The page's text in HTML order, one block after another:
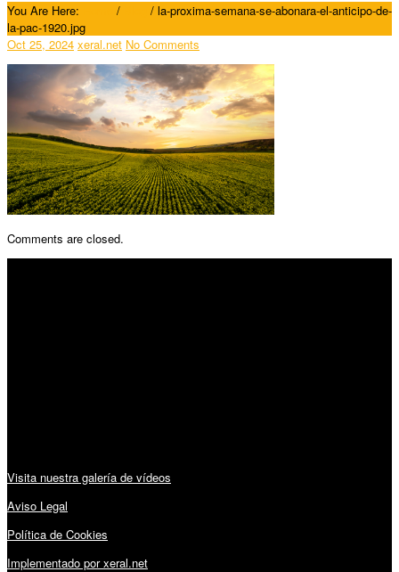
You Are Here: / / la-proxima-semana-se-abonara-el-anticipo-de-
la-pac-1920.jpg
Oct 25, 2024 xeral.net No Comments
Comments are closed.
Visita nuestra galería de vídeos
Aviso Legal
Política de Cookies
Implementado por xeral.net